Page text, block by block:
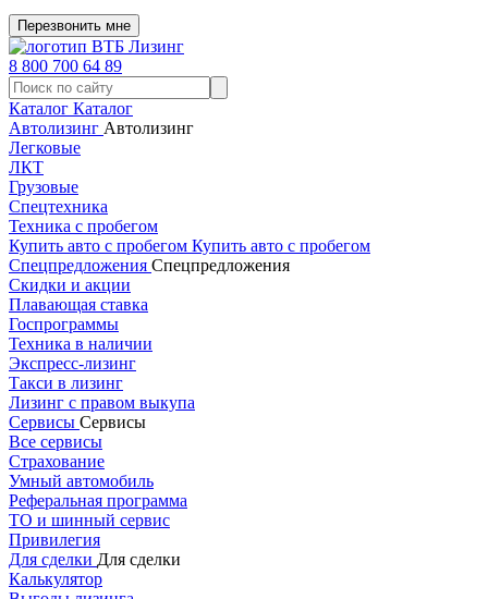
Перезвонить мне
8 800 700 64 89
Каталог Каталог
Автолизинг Автолизинг
Легковые
ЛКТ
Грузовые
Спецтехника
Техника с пробегом
Купить авто с пробегом Купить авто с пробегом
Спецпредложения Спецпредложения
Скидки и акции
Плавающая ставка
Госпрограммы
Техника в наличии
Экспресс-лизинг
Такси в лизинг
Лизинг с правом выкупа
Сервисы Сервисы
Все сервисы
Страхование
Умный автомобиль
Реферальная программа
ТО и шинный сервис
Привилегия
Для сделки Для сделки
Калькулятор